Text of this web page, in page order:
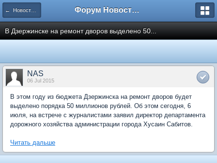
← Новости рынка недвижимости Форум Новостройки
В Дзержинске на ремонт дворов выделено 50...
NAS
06 Jul 2015
В этом году из бюджета Дзержинска на ремонт дворов будет
выделено порядка 50 миллионов рублей. Об этом сегодня, 6
июля, на встрече с журналистами заявил директор департамента
дорожного хозяйства администрации города Хусаин Сабитов.
Читать дальше